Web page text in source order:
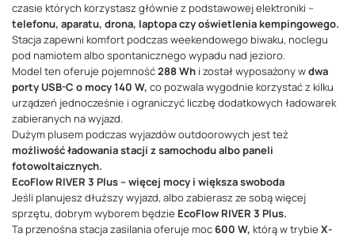
czasie których korzystasz głównie z podstawowej elektroniki –
telefonu, aparatu, drona, laptopa czy oświetlenia kempingowego.
Stacja zapewni komfort podczas weekendowego biwaku, noclegu
pod namiotem albo spontanicznego wypadu nad jezioro.
Model ten oferuje pojemność288 Wh i został wyposażony wdwa
porty USB-C o mocy 140 W, co pozwala wygodnie korzystać z kilku
urządzeń jednocześnie i ograniczyć liczbę dodatkowych ładowarek
zabieranych na wyjazd.
Dużym plusem podczas wyjazdów outdoorowych jest też
możliwość ładowania stacji z samochodu albo paneli
fotowoltaicznych.
EcoFlow RIVER 3 Plus – więcej mocy i większa swoboda
Jeśli planujesz dłuższy wyjazd, albo zabierasz ze sobą więcej
sprzętu, dobrym wyborem będzie EcoFlow RIVER 3 Plus.
Ta przenośna stacja zasilania oferuje moc 600 W, którą w trybie X-